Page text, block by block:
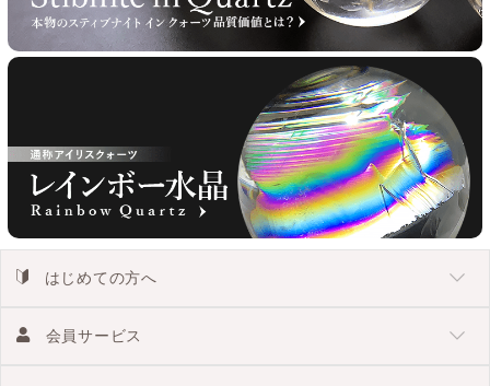
はじめての方へ
会員サービス